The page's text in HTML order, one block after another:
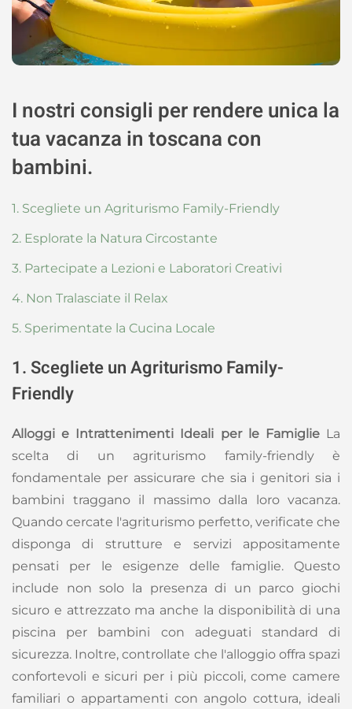
I nostri consigli per rendere unica la
tua vacanza in toscana con
bambini.
1. Scegliete un Agriturismo Family-Friendly
2. Esplorate la Natura Circostante
3. Partecipate a Lezioni e Laboratori Creativi
4. Non Tralasciate il Relax
5. Sperimentate la Cucina Locale
1. Scegliete un Agriturismo Family-
Friendly
Alloggi e Intrattenimenti Ideali per le FamiglieLa
scelta di un agriturismo family-friendly è
fondamentale per assicurare che sia i genitori sia i
bambini traggano il massimo dalla loro vacanza.
Quando cercate l'agriturismo perfetto, verificate che
disponga di strutture e servizi appositamente
pensati per le esigenze delle famiglie. Questo
include non solo la presenza di un parco giochi
sicuro e attrezzato ma anche la disponibilità di una
piscina per bambini con adeguati standard di
sicurezza. Inoltre, controllate che l'alloggio offra spazi
confortevoli e sicuri per i più piccoli, come camere
familiari o appartamenti con angolo cottura, ideali